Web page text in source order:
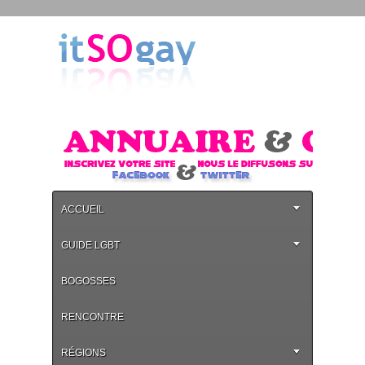
ACCUEIL
GUIDE LGBT
BOGOSSES
RENCONTRE
RÉGIONS